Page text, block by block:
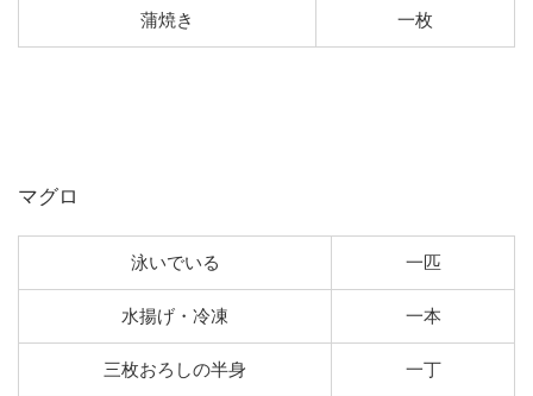
蒲焼き 一枚
マグロ
泳いでいる 一匹
水揚げ・冷凍 一本
三枚おろしの半身 一丁